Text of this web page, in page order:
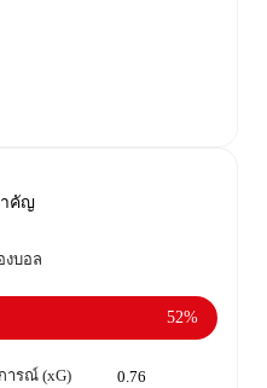
คัญ
งบอล
52%
ารณ์ (xG) 0.76